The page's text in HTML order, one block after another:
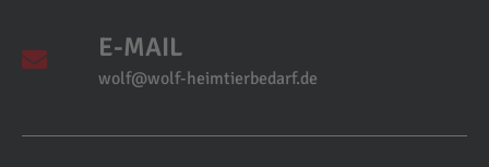
E-MAIL
wolf@wolf-heimtierbedarf.de